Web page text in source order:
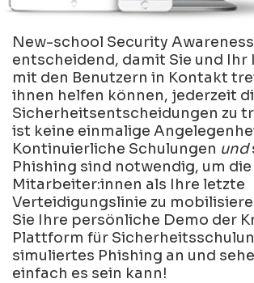
New-school Security
entscheidend, damit Sie und Ihr
mit den Benutzern in Kontakt
ihnen helfen können, jederzeit
Sicherheitsentscheidungen zu
ist keine einmalige
Kontinuierliche Schulungen und
Phishing sind notwendig, um die
Mitarbeiter:innen als Ihre letzte
Verteidigungslinie zu
Sie Ihre persönliche Demo der
Plattform für
simuliertes Phishing an und
einfach es sein kann!